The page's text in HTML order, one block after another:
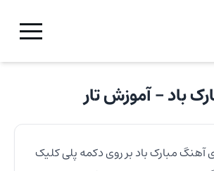
باد- آموزشتار
آهنگمبارک بادبر روی دکمه پلی کلیک